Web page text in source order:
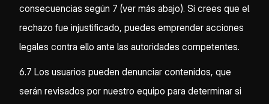
consecuencias según 7 (ver más abajo). Si crees que el
rechazo fue injustificado, puedes emprender acciones
legales contra ello ante las autoridades competentes.
6.7 Los usuarios pueden denunciar contenidos, que
serán revisados por nuestro equipo para determinar si